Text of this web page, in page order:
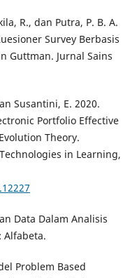
R., dan Putra, P. B. A.
Survey Berbasis
Guttman. Jurnal Sains
Susantini, E. 2020.
Portfolio Effective
Theory.
in Learning,
Data Dalam Analisis
Alfabeta.
Problem Based